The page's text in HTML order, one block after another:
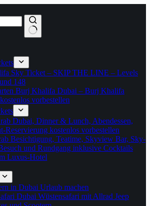
Sky Ticket – SKIP THE LINE – Levels
148
Burj Khalifa Dubai – Burj Khalifa
vorbestellen
Dubai, Dinner & Lunch, Abendessen,
Reservierung kostenlos vorbestellen
Besichtigung, Teatime, Skyview Bar, Sky-
und Rundgang inklusive Cocktails
Luxus-Hotel
in Dubai Urlaub machen
Dubai Wüstensafari mit Allrad Jeep